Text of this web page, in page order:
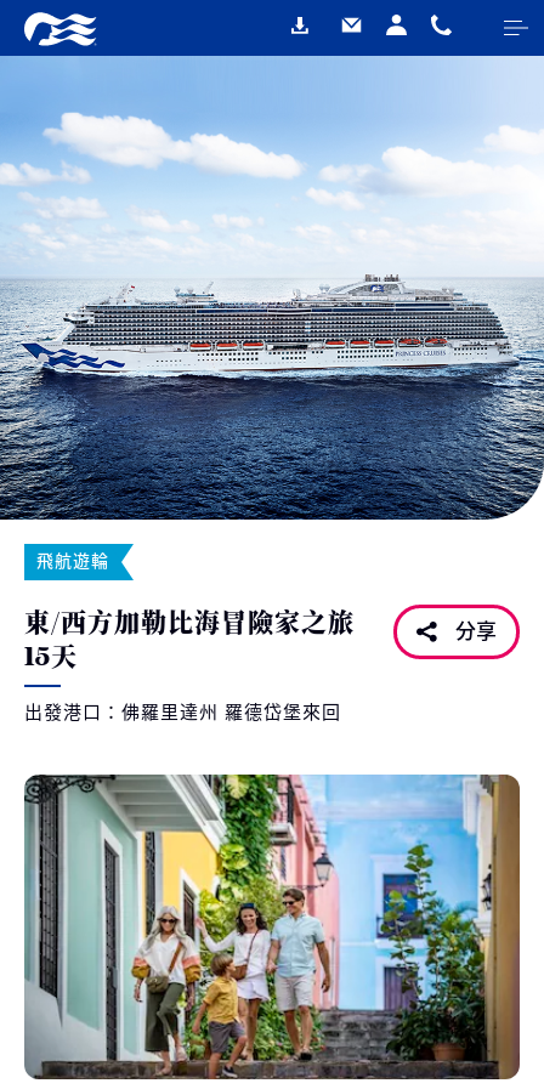
飛航遊輪
東/西方加勒比海冒險家之旅
15天
出發港口：佛羅里達州 羅德岱堡來回
分享